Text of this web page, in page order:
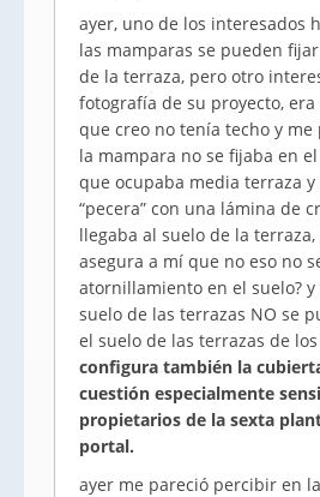
ayer, uno de los interesados
las mamparas se pueden
de la terraza, pero otro
fotografía de su proyecto,
que creo no tenía techo y me
la mampara no se fijaba en
que ocupaba media terraza y
“pecera” con una lámina de
llegaba al suelo de la terraza,
asegura a mí que no eso no
atornillamiento en el suelo?
suelo de las terrazas NO se
el suelo de las terrazas de
configura también la
cuestión especialmente
propietarios de la sexta
portal.
ayer me pareció percibir en